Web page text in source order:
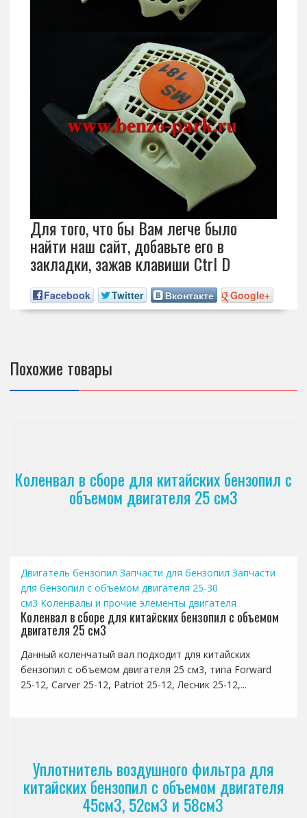
Для того, что бы Вам легче было
найти наш сайт, добавьте его в
закладки, зажав клавиши Ctrl D
Facebook Twitter Вконтакте Google+
Похожие товары
Коленвал в сборе для китайских бензопил с
объемом двигателя 25 см3
Двигатель бензопил Запчасти для бензопил Запчасти
для бензопил с объемом двигателя 25-30
см3 Коленвалы и прочие элементы двигателя
Коленвал в сборе для китайских бензопил с объемом
двигателя 25 см3
Данный коленчатый вал подходит для китайских
бензопил с объемом двигателя 25 см3, типа Forward
25-12, Carver 25-12, Patriot 25-12, Лесник 25-12,...
Уплотнитель воздушного фильтра для
китайских бензопил с объемом двигателя
45см3, 52см3 и 58см3